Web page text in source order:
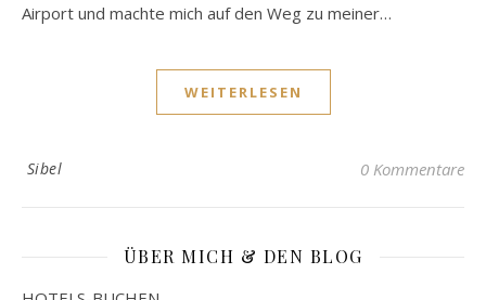
Airport und machte mich auf den Weg zu meiner…
WEITERLESEN
Sibel 0 Kommentare
ÜBER MICH & DEN BLOG